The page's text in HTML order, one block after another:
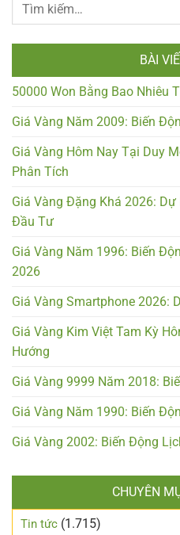
BÀI
50000 Won Bằng Bao Nhiêu
Giá Vàng Năm 2009: Biến
Giá Vàng Hôm Nay Tại Duy
Phân Tích
Giá Vàng Đặng Khá 2026:
Đầu Tư
Giá Vàng Năm 1996: Biến
2026
Giá Vàng Smartphone 2026:
Giá Vàng Kim Việt Tam Kỳ
Hướng
Giá Vàng 9999 Năm 2018:
Giá Vàng Năm 1990: Biến
Giá Vàng 2002: Biến Động
CHUYÊN
Tin tức (1.715)